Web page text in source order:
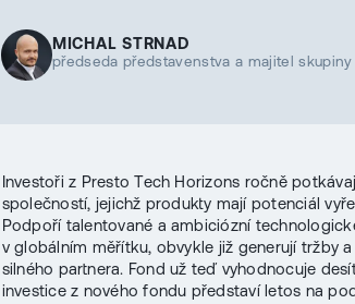
MICHAL STRNAD
předseda představenstva a majitel skupiny
Investoři z Presto Tech Horizons ročně
společností, jejichž produkty mají potenciál
Podpoří talentované a ambiciózní
v globálním měřítku, obvykle již generují tržby
silného partnera. Fond už teď vyhodnocuje
investice z nového fondu představí letos na